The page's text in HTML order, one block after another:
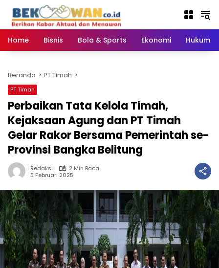
konten
Home
Bisnis Bola & Sports Ekonomi Hukum
Beranda PT Timah
PT Timah
Perbaikan Tata Kelola Timah,
Kejaksaan Agung dan PT Timah
Gelar Rakor Bersama Pemerintah se-
Provinsi Bangka Belitung
Redaksi
2 Min Baca
5 Februari 2025